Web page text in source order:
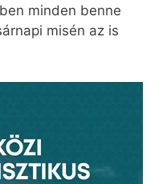
minden benne
misén az is